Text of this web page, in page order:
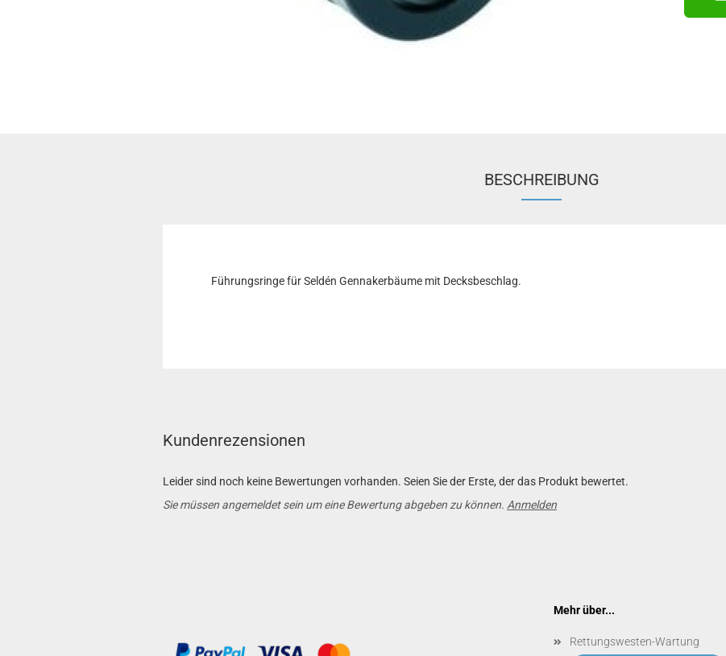
BESCHREIBUNG
Führungsringe für Seldén Gennakerbäume mit Decksbeschlag.
Kundenrezensionen
Leider sind noch keine Bewertungen vorhanden. Seien Sie der Erste, der das Produkt bewertet.
Sie müssen angemeldet sein um eine Bewertung abgeben zu können. Anmelden
Mehr über...
Rettungswesten-Wartung